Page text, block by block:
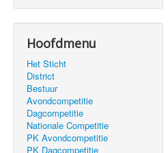
Hoofdmenu
Het Sticht
District
Bestuur
Avondcompetitie
Dagcompetitie
Nationale Competitie
PK Avondcompetitie
PK Dagcompetitie